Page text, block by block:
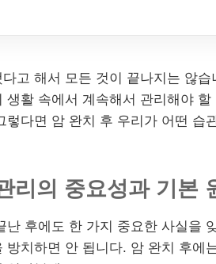
고 해서 모든 것이 끝나지는 않
생활 속에서 계속해서 관리해야 할
렇다면 암 완치 후 우리가 어떤 습
리의 중요성과 기본
난 후에도 한 가지 중요한 사실을
방치하면 안 됩니다. 암 완치 후에